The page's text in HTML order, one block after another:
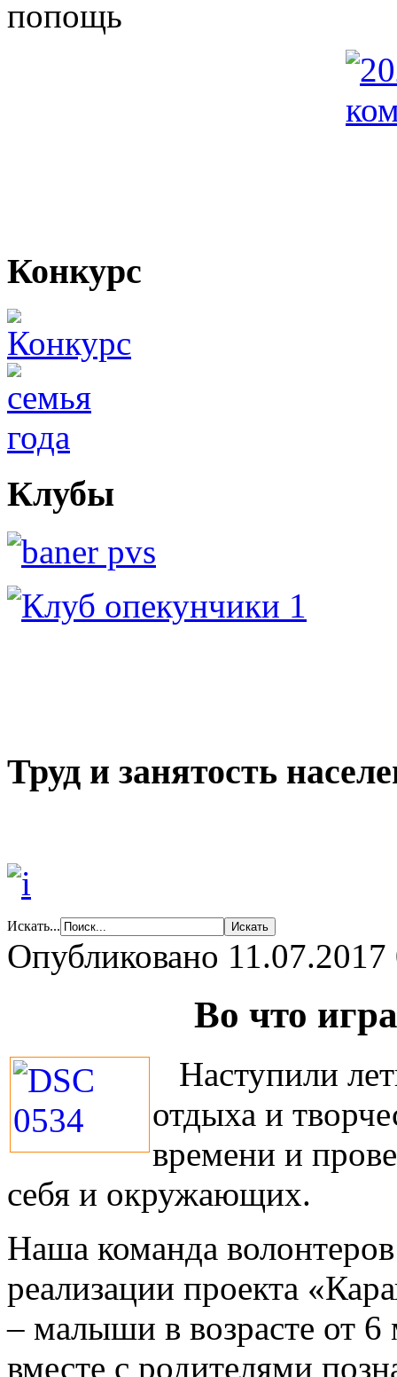
Конкурс
Клубы
Труд и занятость
Искать...
Опубликовано 11.07.2017
Во что
Наступили
отдыха и
времени и
себя и окружающих.
Наша команда
реализации проекта
– малыши в возрасте от 6
вместе с родителями